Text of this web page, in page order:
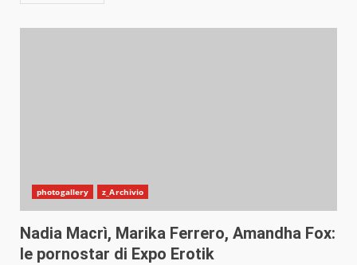
photogallery z_Archivio
Nadia Macrì, Marika Ferrero, Amandha Fox:
le pornostar di Expo Erotik